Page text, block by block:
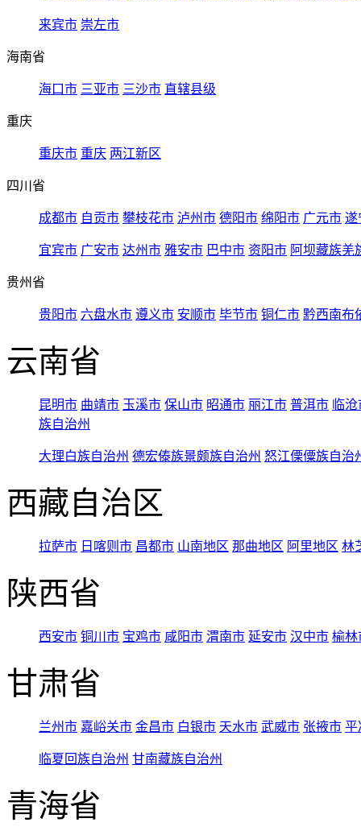
来宾市 崇左市
海南省
海口市 三亚市 三沙市 直辖县级
重庆
重庆市 重庆 两江新区
四川省
成都市 自贡市 攀枝花市 泸州市 德阳市 绵阳市 广元市 遂
宜宾市 广安市 达州市 雅安市 巴中市 资阳市 阿坝藏族羌
贵州省
贵阳市 六盘水市 遵义市 安顺市 毕节市 铜仁市 黔西南布
云南省
昆明市 曲靖市 玉溪市 保山市 昭通市 丽江市 普洱市 临
族自治州
大理白族自治州 德宏傣族景颇族自治州 怒江傈僳族自治
西藏自治区
拉萨市 日喀则市 昌都市 山南地区 那曲地区 阿里地区 林
陕西省
西安市 铜川市 宝鸡市 咸阳市 渭南市 延安市 汉中市 榆林
甘肃省
兰州市 嘉峪关市 金昌市 白银市 天水市 武威市 张掖市 平
临夏回族自治州 甘南藏族自治州
青海省